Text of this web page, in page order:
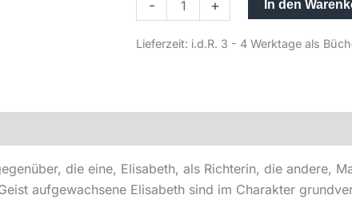
- + In den
Lieferzeit: i.d.R. 3 - 4 Werktage als
die eine, Elisabeth, als Richterin, die andere,
aufgewachsene Elisabeth sind im Charakter